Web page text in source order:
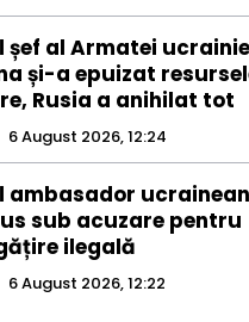
șef al Armatei
și-a epuizat
Rusia a anihilat tot
6 August 2026, 12:24
ambasador
sub acuzare pentru
ilegală
6 August 2026, 12:22